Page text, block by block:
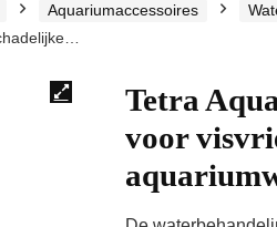
Aquariumaccessoires
Tetra
voor